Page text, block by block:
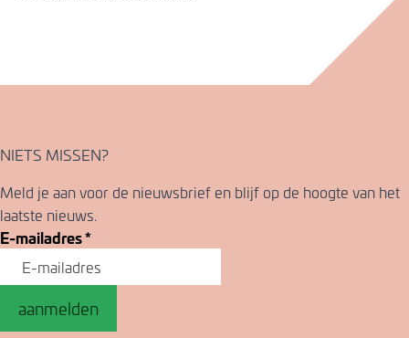
NIETS MISSEN?
Meld je aan voor de nieuwsbrief en blijf op de hoogte van het
laatste nieuws.
E-mailadres*
aanmelden